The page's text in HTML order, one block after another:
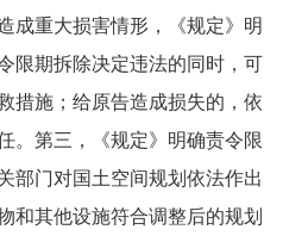
成重大损害情形，《规定》明
限期拆除决定违法的同时，可
措施；给原告造成损失的，依
。第三，《规定》明确责令限
部门对国土空间规划依法作出
和其他设施符合调整后的规划